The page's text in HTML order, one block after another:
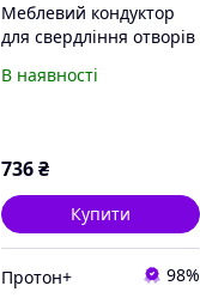
Меблевий кондуктор
для свердління отворів
В наявності
736₴
Купити
Протон+ 98%